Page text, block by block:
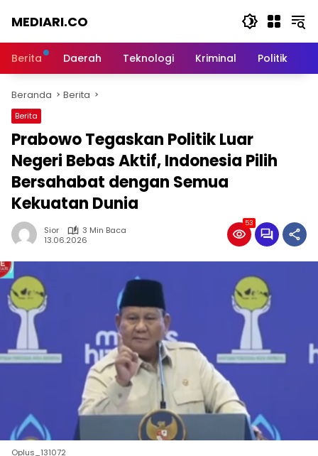
MEDIARI.CO
Berita Daerah Teknologi Kriminal Politik
Beranda Berita
Berita
Prabowo Tegaskan Politik Luar
Negeri Bebas Aktif, Indonesia Pilih
Bersahabat dengan Semua
Kekuatan Dunia
Sior
3 Min Baca
13.06.2026
53
Oplus_131072